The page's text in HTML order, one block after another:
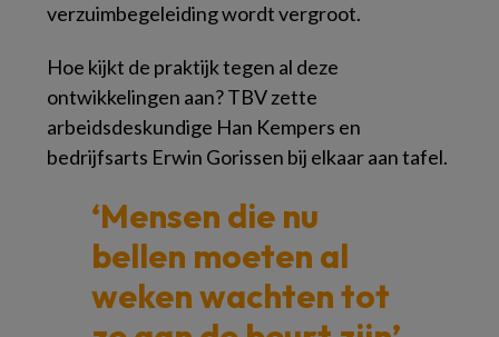
verzuimbegeleiding wordt vergroot.
Hoe kijkt de praktijk tegen al deze
ontwikkelingen aan? TBV zette
arbeidsdeskundige Han Kempers en
bedrijfsarts Erwin Gorissen bij elkaar aan tafel.
‘Mensen die nu
bellen moeten al
weken wachten tot